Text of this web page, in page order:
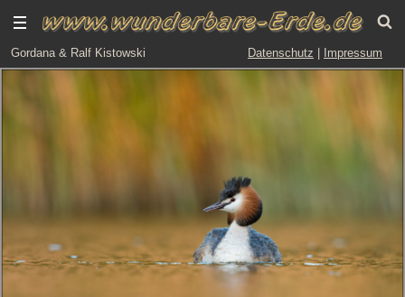
Gordana & Ralf Kistowski Datenschutz Impressum